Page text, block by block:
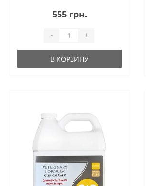
555 грн.
- +
В КОРЗИНУ